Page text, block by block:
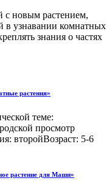
с новым растением,
в узнавании комнатных
знания о частях
растения»
теме:
просмотр
второйВозраст: 5-6
растение для Маши»